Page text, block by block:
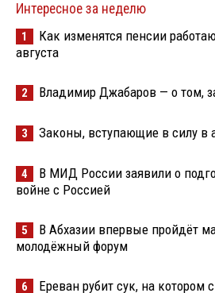
Интересное за неделю
1
Как изменятся пенсии
августа
2 Владимир Джабаров — о том,
3 Законы, вступающие в силу в
4
В МИД России заявили о
войне с Россией
5
В Абхазии впервые пройдёт
молодёжный форум
6 Ереван рубит сук, на котором